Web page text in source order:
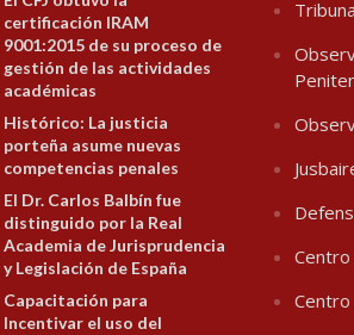
certificación IRAM
9001:2015 de su proceso de
gestión de las actividades
académicas
Histórico: La justicia
porteña asume nuevas
competencias penales
El Dr. Carlos Balbín fue
distinguido por la Real
Academia de Jurisprudencia
y Legislación de España
Capacitación para
Incentivar el uso del
Centro
Centro